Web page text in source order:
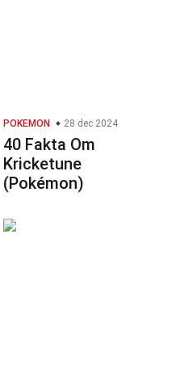
POKEMON 28 dec 2024
40 Fakta Om
Kricketune
(Pokémon)